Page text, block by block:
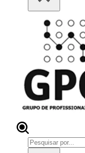
Pesquisar
por...